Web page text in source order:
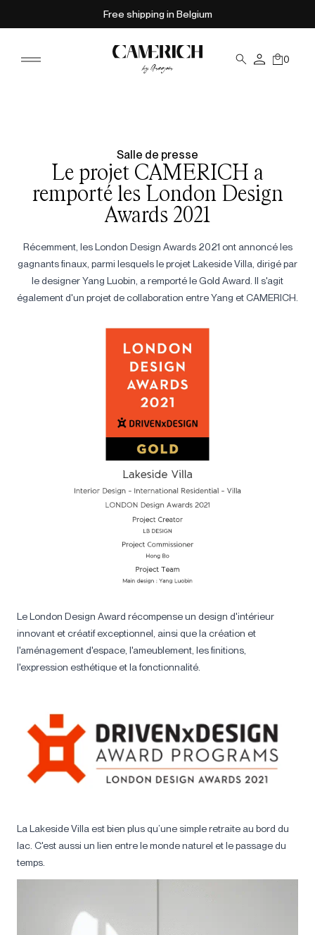
Free shipping in Belgium
0
Salle de presse
Le projet CAMERICH a
remporté les London Design
Awards 2021
Récemment, les London Design Awards 2021 ont annoncé les
gagnants finaux, parmi lesquels le projet Lakeside Villa, dirigé par
le designer Yang Luobin, a remporté le Gold Award. Il s'agit
également d'un projet de collaboration entre Yang et CAMERICH.
Le London Design Award récompense un design d'intérieur
innovant et créatif exceptionnel, ainsi que la création et
l'aménagement d'espace, l'ameublement, les finitions,
l'expression esthétique et la fonctionnalité.
La Lakeside Villa est bien plus qu’une simple retraite au bord du
lac. C'est aussi un lien entre le monde naturel et le passage du
temps.